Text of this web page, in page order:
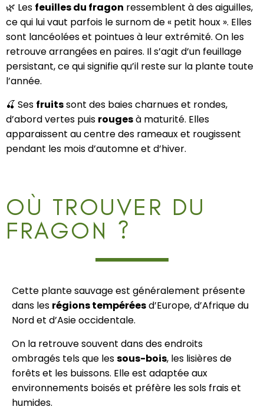
🌿 Les feuilles du fragon ressemblent à des aiguilles,
ce qui lui vaut parfois le surnom de « petit houx ». Elles
sont lancéolées et pointues à leur extrémité. On les
retrouve arrangées en paires. Il s’agit d’un feuillage
persistant, ce qui signifie qu’il reste sur la plante toute
l’année.
🍒 Ses fruitssont des baies charnues et rondes,
d’abord vertes puis rougesà maturité. Elles
apparaissent au centre des rameaux et rougissent
pendant les mois d’automne et d’hiver.
OÙ TROUVER DU
FRAGON ?
Cette plante sauvage est généralement présente
dans les régions tempéréesd’Europe, d’Afrique du
Nord et d’Asie occidentale.
On la retrouve souvent dans des endroits
ombragés tels que lessous-bois, les lisières de
forêts et les buissons. Elle est adaptée aux
environnements boisés et préfère les sols frais et
humides.